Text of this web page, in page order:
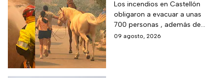
en el este de España |
VIDEO
Los incendios en Castellón
obligaron a evacuar a unas
700 personas , además de
que ya dañaron viviendas y
09 agosto, 2026